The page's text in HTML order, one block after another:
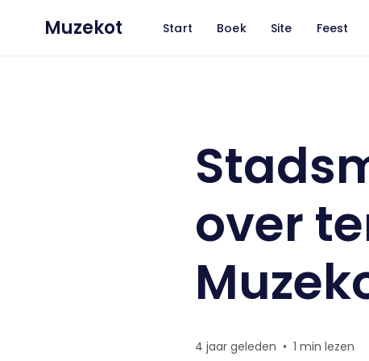
Muzekot Start Boek Site Feest
over
4 jaar geleden • 1 min lezen